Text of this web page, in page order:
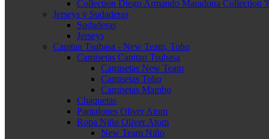
Collection Diego Armando Maradona Collection
Jerseys y Sudaderas
Sudaderas
Jerseys
Capitan Tsubasa - New Team, Toho
Camisetas Capitan Tsubasa
Camisetas New Team
Camisetas Toho
Camisetas Mambo
Chaquetas
Pantalones Oliver Atom
Ropa Niño Oliver Atom
New Team Niño